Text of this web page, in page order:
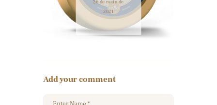
26 de maio de
2021
Add your comment